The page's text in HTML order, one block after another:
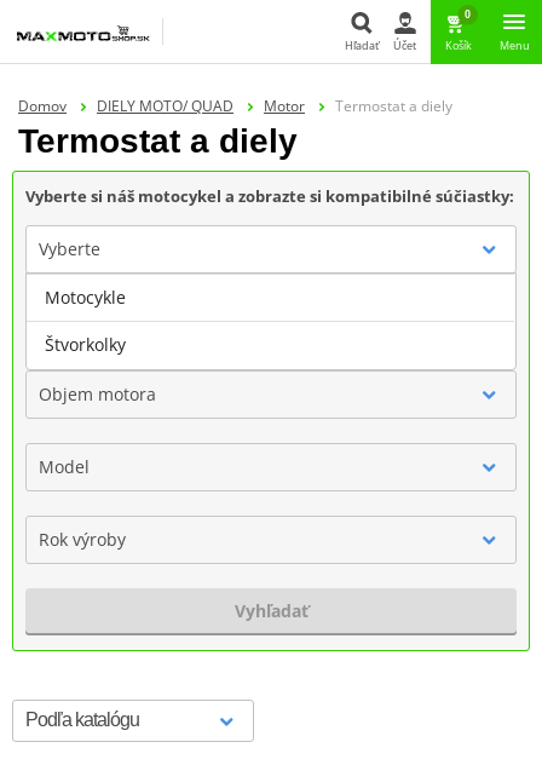
Hľadať
Hľadať Účet
0
Košík Menu
Domov DIELY MOTO/ QUAD Motor Termostat a diely
Termostat a diely
Vyberte si náš motocykel a zobrazte si kompatibilné súčiastky:
Vyberte
Značka
Objem motora
Model
Rok výroby
Vyhľadať
Motocykle
Štvorkolky